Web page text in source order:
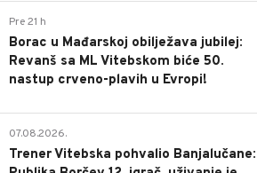
Pre 21 h
Borac u Mađarskoj obilježava jubilej:
Revanš sa ML Vitebskom biće 50.
nastup crveno-plavih u Evropi!
07.08.2026.
Trener Vitebska pohvalio Banjalučane: